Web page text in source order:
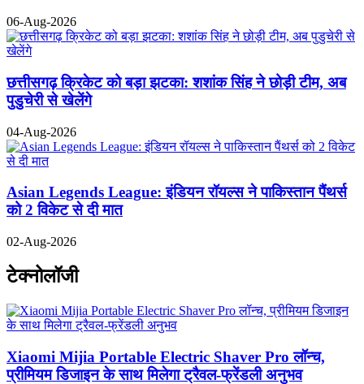
06-Aug-2026
छत्तीसगढ़ क्रिकेट को बड़ा झटका: शशांक सिंह ने छोड़ी टीम, अब
पुडुचेरी से खेलेंगे
04-Aug-2026
Asian Legends League: इंडियन रॉयल्स ने पाकिस्तान पैंथर्स
को 2 विकेट से दी मात
02-Aug-2026
टेक्नोलॉजी
Xiaomi Mijia Portable Electric Shaver Pro लॉन्च,
प्रीमियम डिजाइन के साथ मिलेगा ट्रैवल-फ्रेंडली अनुभव